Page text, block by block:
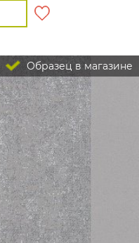
Образец в магазине